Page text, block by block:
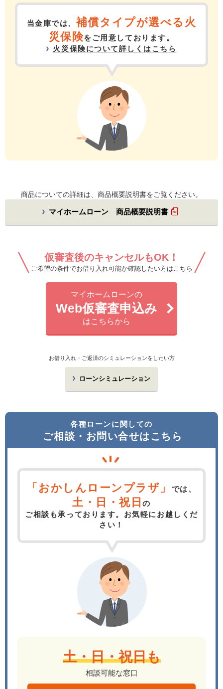
当金庫では、補償タイプが選べる火
災保険をご用意しております。
火災保険について詳しくはこちら
商品についての詳細は、商品概要説明書をご覧ください。
マイホームローン 商品概要説明書
仮審査後のキャンセルもOK！
ご希望の条件でお借り入れ可能か確認したい方はこちら
マイホームローンの
Web仮審査申込み
はこちらから
お借り入れ・ご返済のシミュレーションをしたい方
ローンシミュレーション
各種ローンに関しての
ご相談・お問い合せはこちら
「おかしんローンプラザ」 では、
土・日・祝日の
ご相談も承っております。お気軽にお越しくだ
さい！
土・日・祝日も
相談可能な窓口